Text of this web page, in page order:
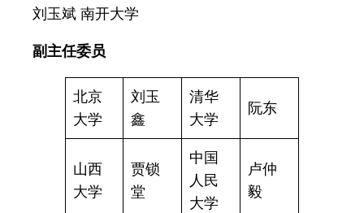
刘玉斌 南开大学
副主任委员
北京
大学
刘玉
鑫
清华
大学
阮东
山西
大学
贾锁
堂
中国
人民
大学
卢仲
毅